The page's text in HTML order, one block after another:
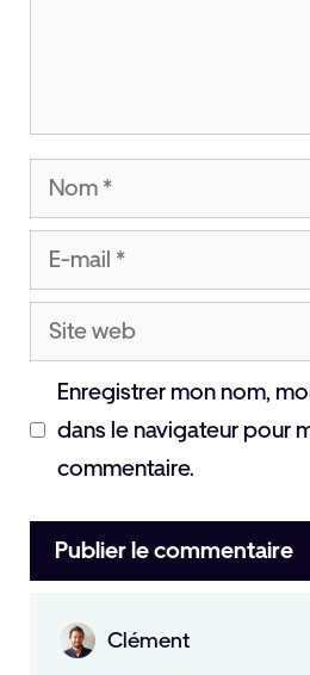
Nom
mail
Site
web
Enregistrer mon nom,
dans le navigateur pour
commentaire.
Clément